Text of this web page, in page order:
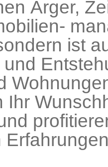
Ärger,
ist
Ihr